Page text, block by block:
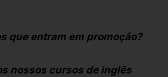
que entram em promoção?
nossos cursos de inglês